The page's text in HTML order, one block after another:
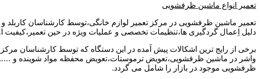
تعمیر انواع ماشین ظرفشویی
تعمیر ماشین ظرفشویی در مرکز تعمیر لوازم خانگی،توسط کارشناسان کاربلد و
دلیل اِعمال گردگیری ها،تنظیمات تخصصی و عملیات ویژه در حین تعمیر،کیفیت
برخی از رایج ترین اشکالات پیش آمده در این دستگاه که توسط
واشر در ماشین ظرفشویی،تعویض ترموستات،تعویض محفظه مواد شوینده و
ظرفشویی موجود در بازار را شامل می گردد.